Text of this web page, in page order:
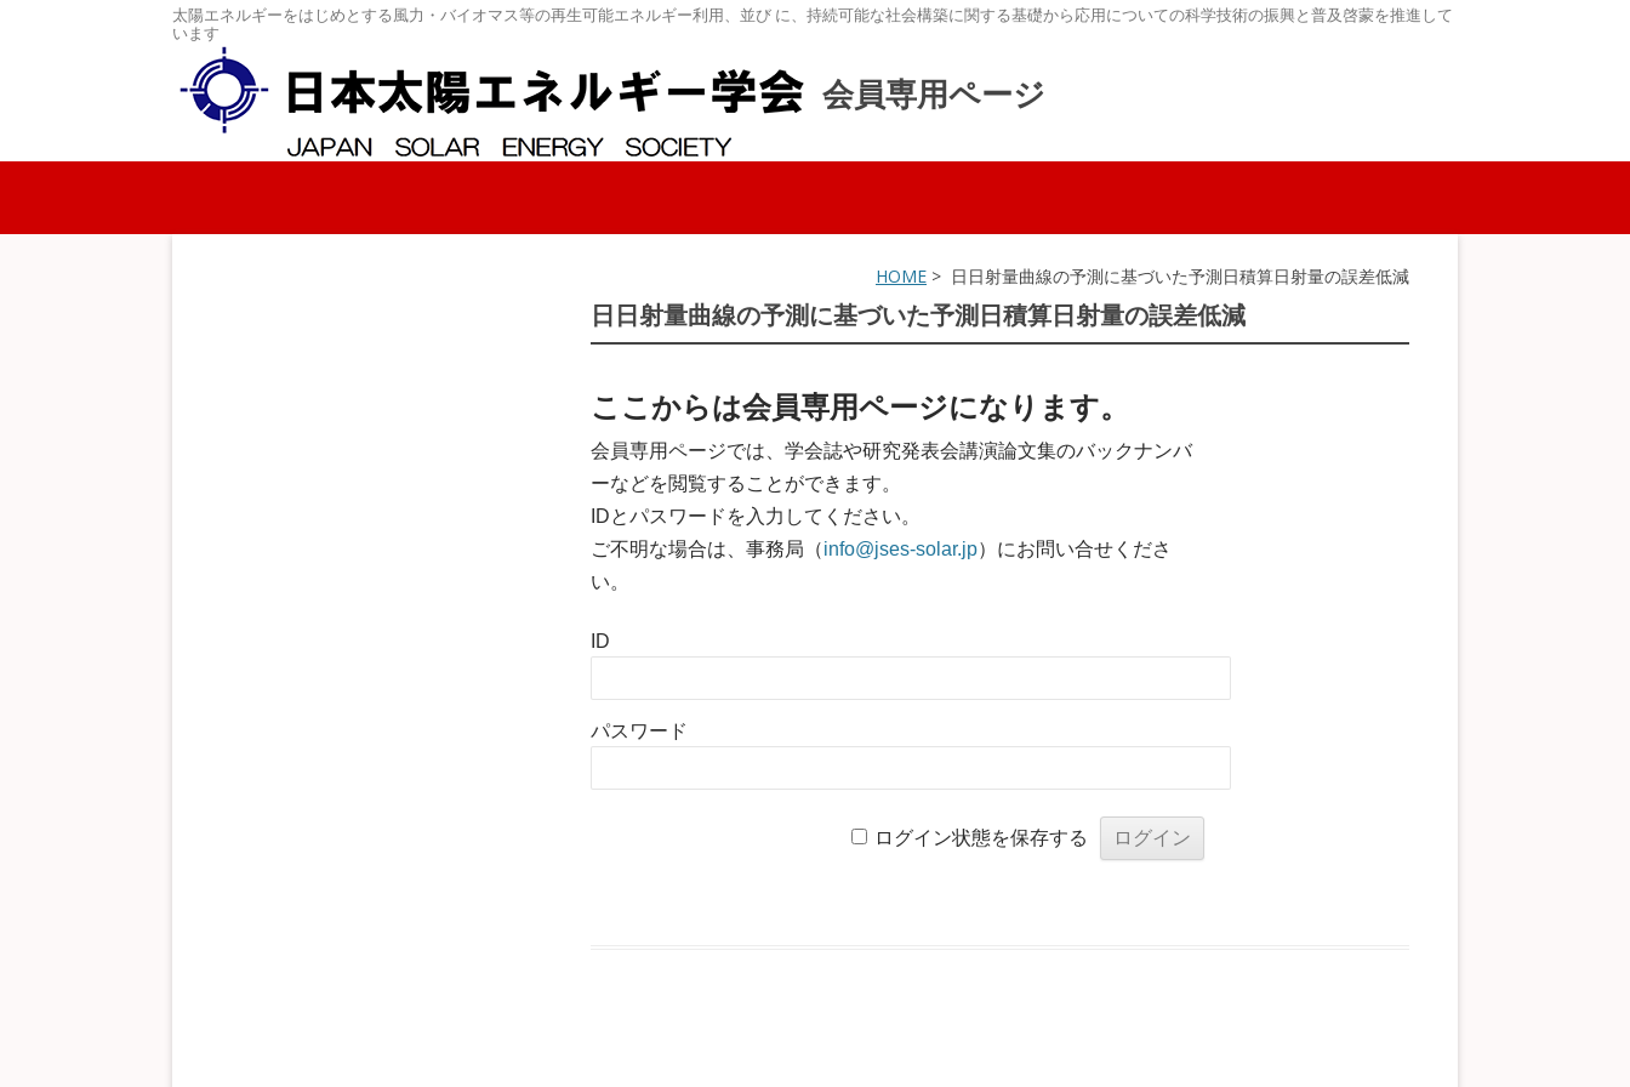
太陽エネルギーをはじめとする風力・バイオマス等の再生可能エネルギー利用、並び に、持続可能な社会構築に関する基礎から応用についての科学技術の振興と普及啓蒙を推進して
います
会員専用ページ
コンテンツへスキップ
HOME > 日日射量曲線の予測に基づいた予測日積算日射量の誤差低減
日日射量曲線の予測に基づいた予測日積算日射量の誤差低減
ここからは会員専用ページになります。
会員専用ページでは、学会誌や研究発表会講演論文集のバックナンバ
ーなどを閲覧することができます。
IDとパスワードを入力してください。
ご不明な場合は、事務局（info@jses-solar.jp）にお問い合せくださ
い。
ID
パスワード
ログイン状態を保存する